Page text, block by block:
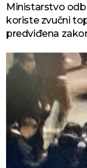
Ministarstvo
koriste zvučni
predviđena